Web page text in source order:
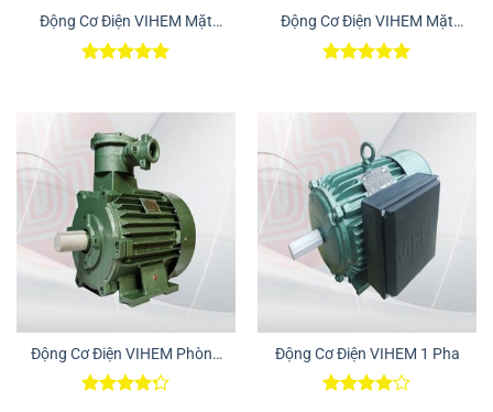
Động Cơ Điện VIHEM Mặt
Bích – Chân Đế
5 sao
Động Cơ Điện VIHEM Mặt
Bích
5 sao
Động Cơ Điện VIHEM Phòng
Nổ
Động Cơ Điện VIHEM 1 Pha